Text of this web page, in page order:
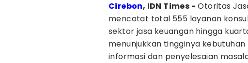
Cirebon, IDN Times - Otoritas
mencatat total 555 layanan
sektor jasa keuangan hingga
menunjukkan tingginya
informasi dan penyelesaian